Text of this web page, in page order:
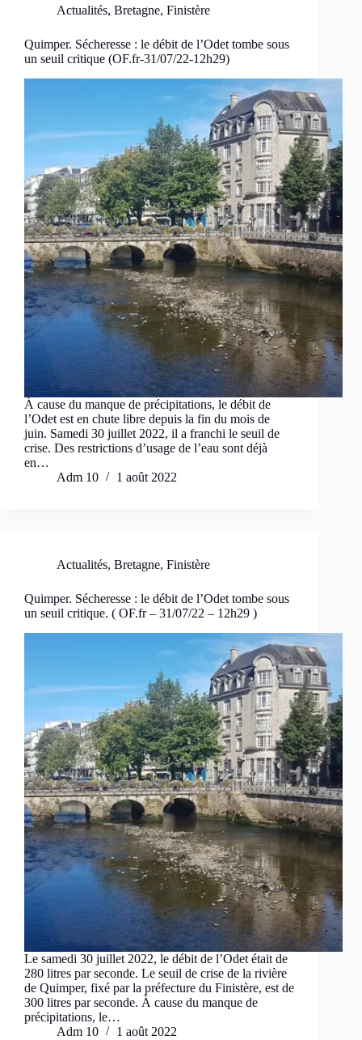
Actualités, Bretagne, Finistère
Quimper. Sécheresse : le débit de l’Odet tombe sous
un seuil critique (OF.fr-31/07/22-12h29)
À cause du manque de précipitations, le débit de
l’Odet est en chute libre depuis la fin du mois de
juin. Samedi 30 juillet 2022, il a franchi le seuil de
crise. Des restrictions d’usage de l’eau sont déjà
en…
Adm 10
1 août 2022
Actualités, Bretagne, Finistère
Quimper. Sécheresse : le débit de l’Odet tombe sous
un seuil critique. ( OF.fr – 31/07/22 – 12h29 )
Le samedi 30 juillet 2022, le débit de l’Odet était de
280 litres par seconde. Le seuil de crise de la rivière
de Quimper, fixé par la préfecture du Finistère, est de
300 litres par seconde. À cause du manque de
précipitations, le…
Adm 10
1 août 2022